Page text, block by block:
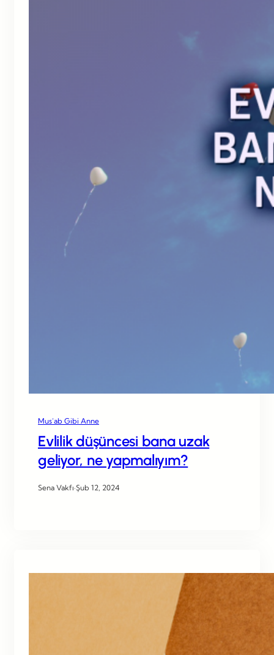
Mus’ab Gibi Anne
Evlilik düşüncesi bana uzak
geliyor, ne yapmalıyım?
Sena Vakfı·Şub 12, 2024